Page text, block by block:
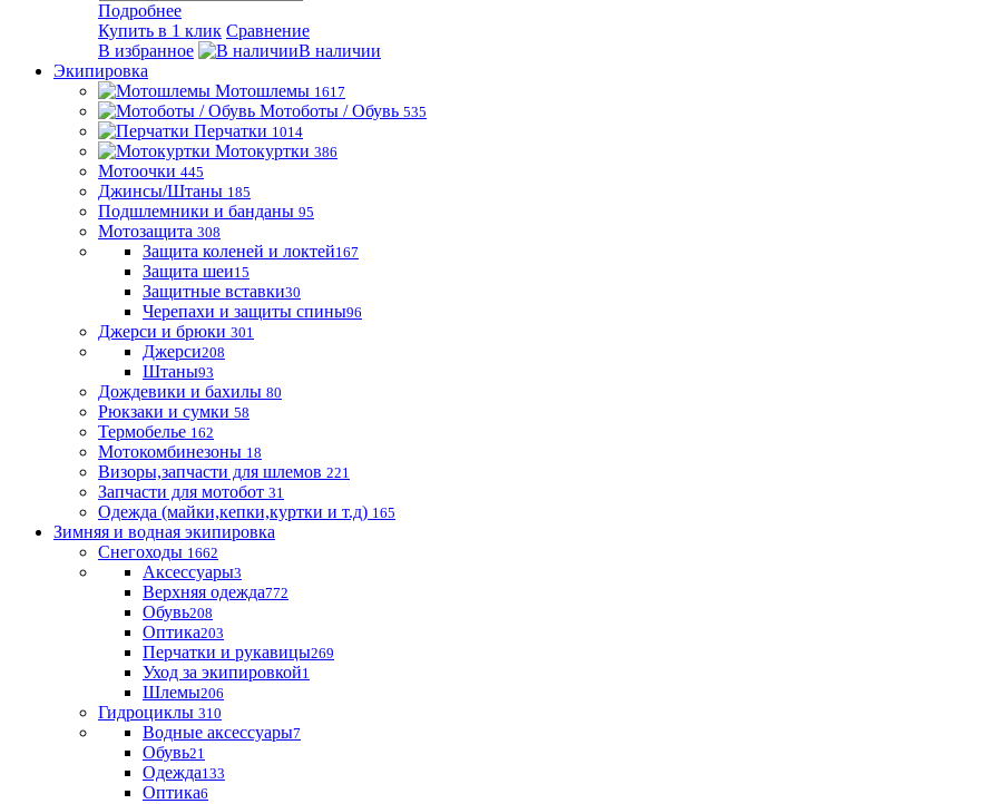
Подробнее
Купить в 1 клик Сравнение
В избранное
В наличии
Экипировка
Мотошлемы 1617
Мотоботы / Обувь 535
Перчатки 1014
Мотокуртки 386
Мотоочки 445
Джинсы/Штаны 185
Подшлемники и банданы 95
Мотозащита 308
Защита коленей и локтей167
Защита шеи15
Защитные вставки30
Черепахи и защиты спины96
Джерси и брюки 301
Джерси208
Штаны93
Дождевики и бахилы 80
Рюкзаки и сумки 58
Термобелье 162
Мотокомбинезоны 18
Визоры,запчасти для шлемов 221
Запчасти для мотобот 31
Одежда (майки,кепки,куртки и т.д) 165
Зимняя и водная экипировка
Снегоходы 1662
Аксессуары3
Верхняя одежда772
Обувь208
Оптика203
Перчатки и рукавицы269
Уход за экипировкой1
Шлемы206
Гидроциклы 310
Водные аксессуары7
Обувь21
Одежда133
Оптика6